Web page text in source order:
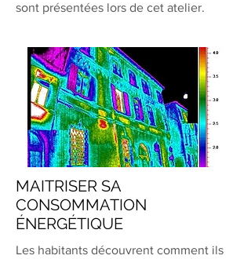
sont présentées lors de cet atelier.
MAITRISER SA
CONSOMMATION
ÉNERGÉTIQUE
Les habitants découvrent comment ils